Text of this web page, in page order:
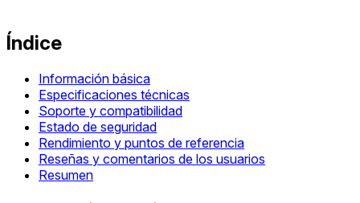
Índice
Información básica
Especificaciones técnicas
Soporte y compatibilidad
Estado de seguridad
Rendimiento y puntos de referencia
Reseñas y comentarios de los usuarios
Resumen